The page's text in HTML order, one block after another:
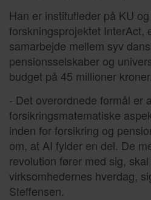
Han er institutleder på KU
forskningsprojektet InterAct,
samarbejde mellem syv
pensionsselskaber og
budget på 45 millioner kroner.
- Det overordnede formål er
forsikringsmatematiske
inden for forsikring og
om, at AI fylder en del. De
revolution fører med sig,
virksomhedernes hverdag,
Steffensen.